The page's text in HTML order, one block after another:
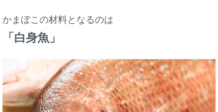
かまぼこの材料となるのは
「白身魚」